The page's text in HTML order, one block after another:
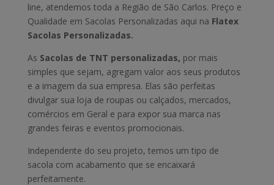
line, atendemos toda a Região de São Carlos. Preço e
Qualidade em Sacolas Personalizadas aqui na Flatex
Sacolas Personalizadas.
As Sacolas de TNT personalizadas, por mais
simples que sejam, agregam valor aos seus produtos
e a imagem da sua empresa. Elas são perfeitas
divulgar sua loja de roupas ou calçados, mercados,
comércios em Geral e para expor sua marca nas
grandes feiras e eventos promocionais.
Independente do seu projeto, temos um tipo de
sacola com acabamento que se encaixará
perfeitamente.